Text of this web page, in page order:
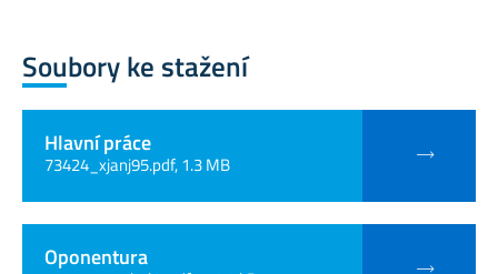
Soubory ke stažení
Hlavní práce
73424_xjanj95.pdf, 1.3 MB
Oponentura